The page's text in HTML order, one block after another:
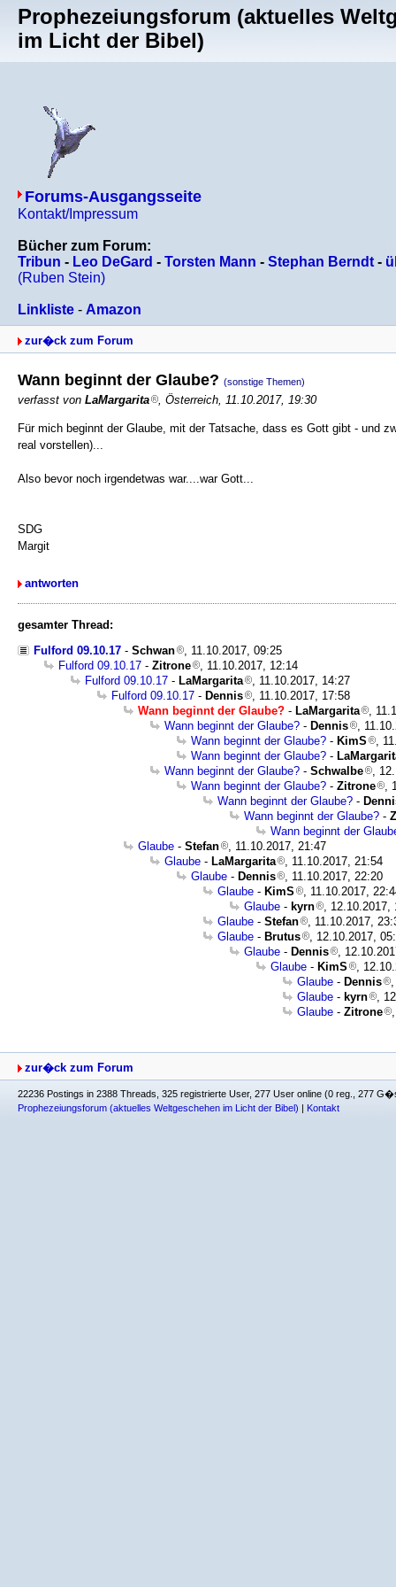
Prophezeiungsforum (aktuelles
im Licht der Bibel)
Forums-Ausgangsseite
Kontakt/Impressum
Bücher zum Forum:
Tribun - Leo DeGard - Torsten Mann - Stephan Berndt -
(Ruben Stein)
Linkliste - Amazon
zur�ck zum Forum
Wann beginnt der Glaube? (sonstige Themen)
verfasst von LaMargarita , Österreich, 11.10.2017, 19:30
Für mich beginnt der Glaube, mit der Tatsache, dass es Gott gibt - und
real vorstellen)...
Also bevor noch irgendetwas war....war Gott...
SDG
Margit
antworten
gesamter Thread:
Fulford 09.10.17 - Schwan
, 11.10.2017, 09:25
Fulford 09.10.17 - Zitrone
, 11.10.2017, 12:14
Fulford 09.10.17 - LaMargarita
, 11.10.2017, 14:27
Fulford 09.10.17 - Dennis
, 11.10.2017, 17:58
Wann beginnt der Glaube? - LaMargarita
,
Wann beginnt der Glaube? - Dennis
,
Wann beginnt der Glaube? - KimS
,
Wann beginnt der Glaube? -
Wann beginnt der Glaube? - Schwalbe
,
Wann beginnt der Glaube? - Zitrone
,
Wann beginnt der Glaube? -
Wann beginnt der Glaube? -
Wann beginnt der
Glaube - Stefan
, 11.10.2017, 21:47
Glaube - LaMargarita
, 11.10.2017, 21:54
Glaube - Dennis
, 11.10.2017, 22:20
Glaube - KimS
, 11.10.2017,
Glaube - kyrn
, 12.10.2017,
Glaube - Stefan
, 11.10.2017,
Glaube - Brutus
, 12.10.2017,
Glaube - Dennis
,
Glaube - KimS
,
Glaube - Dennis
Glaube - kyrn
,
Glaube - Zitrone
zur�ck zum Forum
22236 Postings in 2388 Threads, 325 registrierte User, 277 User online (0 reg., 277
Prophezeiungsforum (aktuelles Weltgeschehen im Licht der Bibel) | Kontakt